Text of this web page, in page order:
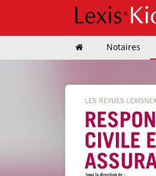
Notaires